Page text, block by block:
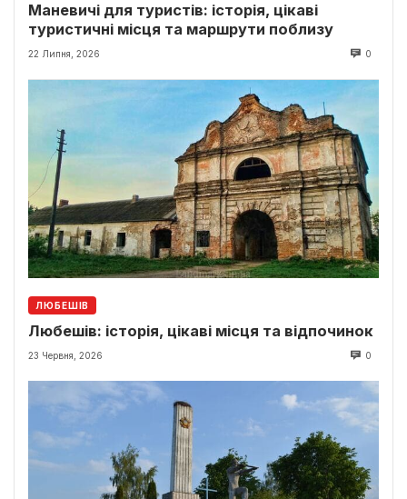
Маневичі для туристів: історія, цікаві
туристичні місця та маршрути поблизу
22 Липня, 2026 0
ЛЮБЕШІВ
Любешів: історія, цікаві місця та відпочинок
23 Червня, 2026 0